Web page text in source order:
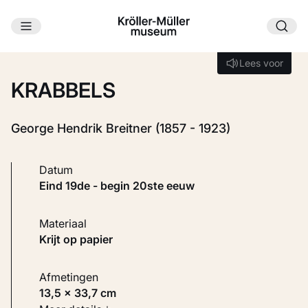
Ga naar hoofdinhoud
Lees voor
Lees voor
KRABBELS
George Hendrik Breitner (1857 - 1923)
Datum
eind 19de - begin 20ste eeuw
Materiaal
Krijt op papier
Afmetingen
13,5 × 33,7 cm